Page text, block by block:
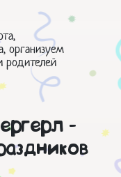
организуем
родителей
-